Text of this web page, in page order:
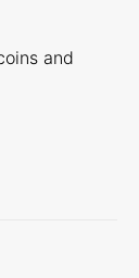
and